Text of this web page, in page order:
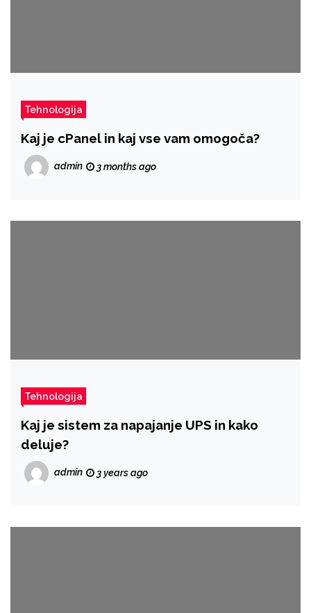
Tehnologija
Kaj je cPanel in kaj vse vam omogoča?
admin 3 months ago
Tehnologija
Kaj je sistem za napajanje UPS in kako
deluje?
admin 3 years ago